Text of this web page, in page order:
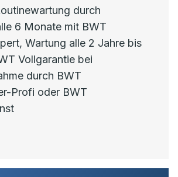
durch
6 Monate mit BWT
Wartung alle 2 Jahre bis
Vollgarantie bei
durch BWT
Profi oder BWT